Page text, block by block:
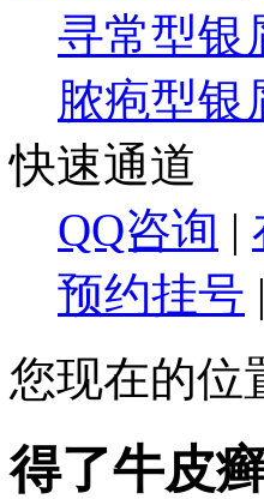
寻常型银
脓疱型银
快速通道
QQ咨询 |
预约挂号 |
您现在的位
得了牛皮